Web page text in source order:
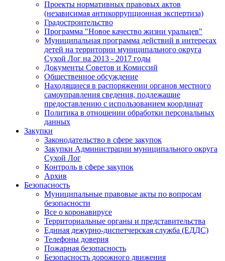
Проекты нормативных правовых актов
(независимая антикоррупционная экспертиза)
Градостроительство
Программа "Новое качество жизни уральцев"
Муниципальная программа действий в интересах
детей на территории муниципального округа
Сухой Лог на 2013 - 2017 годы
Документы Советов и Комиссий
Общественное обсуждение
Находящиеся в распоряжении органов местного
самоуправления сведения, подлежащие
предоставлению с использованием координат
Политика в отношении обработки персональных
данных
Закупки
Законодательство в сфере закупок
Закупки Администрации муниципального округа
Сухой Лог
Контроль в сфере закупок
Архив
Безопасность
Муниципальные правовые акты по вопросам
безопасности
Все о коронавирусе
Территориальные органы и представительства
Единая дежурно-диспетчерская служба (ЕДДС)
Телефоны доверия
Пожарная безопасность
Безопасность дорожного движения